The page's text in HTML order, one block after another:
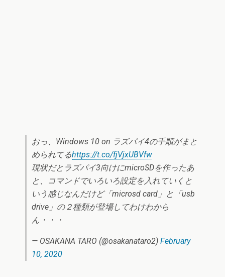
おっ、Windows 10 on ラズパイ4の手順がまと
められてるhttps://t.co/fjVjxUBVfw
現状だとラズパイ3向けにmicroSDを作ったあ
と、コマンドでいろいろ設定を入れていくと
いう感じなんだけど「microsd card」と「usb
drive」の２種類が登場してわけわから
ん・・・
— OSAKANA TARO (@osakanataro2) February
10, 2020